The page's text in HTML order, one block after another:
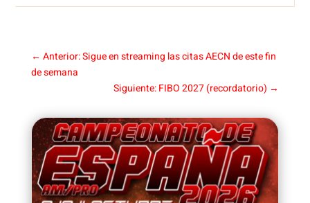
← Anterior: Sigue en streaming las citas AECN de este fin
de semana
Siguiente: FIBO 2027 (recordatorio) →